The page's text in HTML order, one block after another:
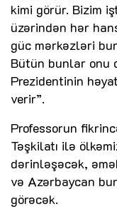
kimi görür. Bizim
üzərindən hər
güc mərkəzləri
Bütün bunlar onu
Prezidentinin
verir”.
Professorun
Təşkilatı ilə
dərinləşəcək,
və Azərbaycan
görəcək.